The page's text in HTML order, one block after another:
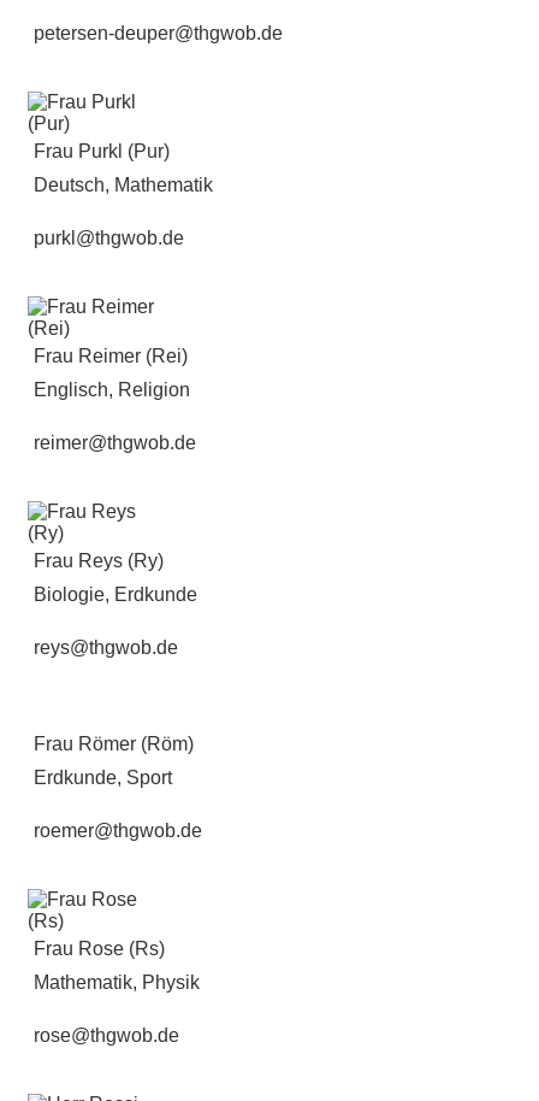
petersen-deuper@thgwob.de
Frau Purkl (Pur)
Deutsch, Mathematik
purkl@thgwob.de
Frau Reimer (Rei)
Englisch, Religion
reimer@thgwob.de
Frau Reys (Ry)
Biologie, Erdkunde
reys@thgwob.de
Frau Römer (Röm)
Erdkunde, Sport
roemer@thgwob.de
Frau Rose (Rs)
Mathematik, Physik
rose@thgwob.de